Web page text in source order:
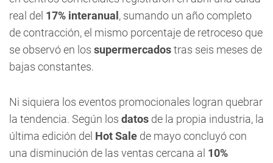
real del 17% interanual , sumando un año completo
de contracción, el mismo porcentaje de retroceso que
se observó en los supermercadostras seis meses de
bajas constantes.
Ni siquiera los eventos promocionales logran quebrar
la tendencia. Según los datos de la propia industria, la
última edición del Hot Sale de mayo concluyó con
una disminución de las ventas cercana al 10%